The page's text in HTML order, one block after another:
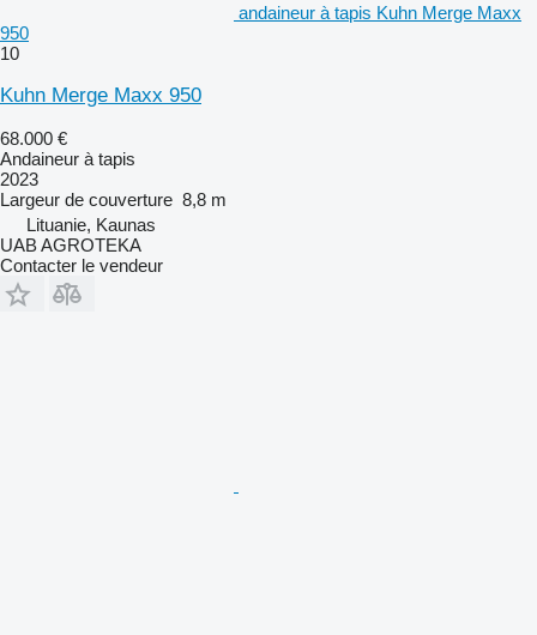
andaineur à tapis Kuhn Merge Maxx
950
10
Kuhn Merge Maxx 950
68.000 €
Andaineur à tapis
2023
Largeur de couverture 8,8 m
Lituanie, Kaunas
UAB AGROTEKA
Contacter le vendeur